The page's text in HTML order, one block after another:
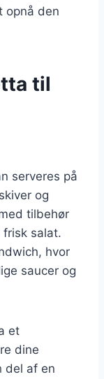
opnå den
til
serveres på
og
tilbehør
frisk salat.
hvor
saucer og
et
dine
del af en